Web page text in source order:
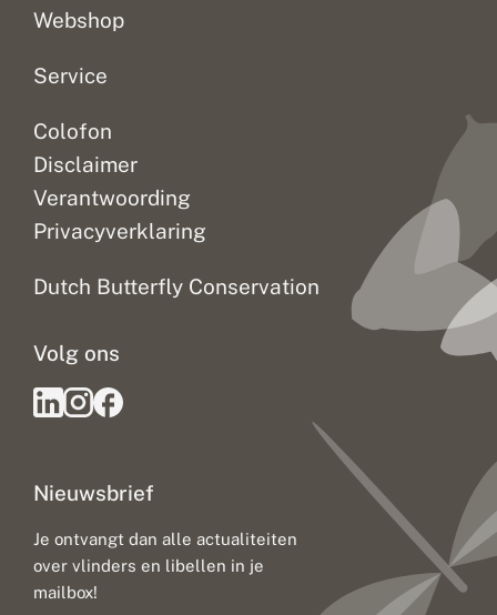
Webshop
Service
Colofon
Disclaimer
Verantwoording
Privacyverklaring
Dutch Butterfly Conservation
Nieuwsbrief
Je ontvangt dan alle actualiteiten
over vlinders en libellen in je
mailbox!
Volg ons